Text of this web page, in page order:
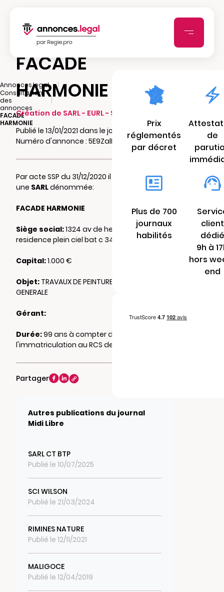
Annonces.legal
|
Consultation
des
annonces
|
FACADE
HARMONIE
FACADE
HARMONIE
Création de SARL - EURL - SCI - SCA - SCCV
Publié le 13/01/2021 dans le journal Midi Libre
Numéro d'annonce : 5E9ZalH0kknGf
Par acte SSP du 31/12/2020 il a été constitué
une SARLdénommée:
FACADE HARMONIE
Siège social:1324 av de heidelberg
residence plein ciel bat c 34080 MONTPELLIER
Capital:1.000 €
Objet: TRAVAUX DE PEINTURE, MAÇONNERIE
GENERALE
Gérant:
Durée:99 ans à compter de
l'immatriculation au RCS de MONTPELLIER
Partager
Autres publications du journal
Midi Libre
SARL CT BTP
Publié le 10/07/2025
SCI WILSON
Publié le 21/03/2024
RIMINES NATURE
Publié le 12/11/2021
MALIGOCE
Publié le 12/04/2019
Prix
réglementés
par décret
de
Plus de 700
journaux
habilités
client
dédié
9h à
hors
end